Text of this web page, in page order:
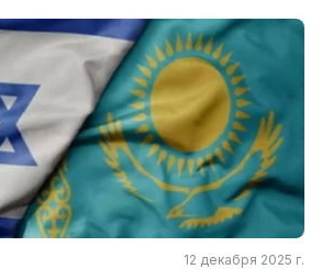
12 декабря 2025 г.